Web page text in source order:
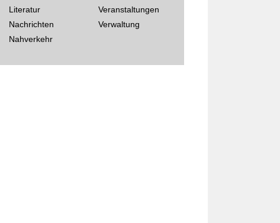
Literatur
Nachrichten
Nahverkehr
Veranstaltungen
Verwaltung